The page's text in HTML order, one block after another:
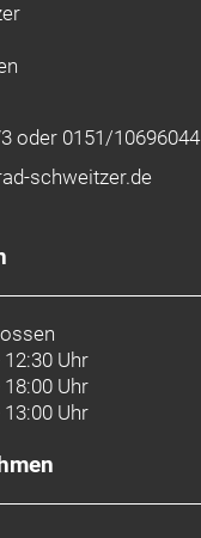
oder 0151/10696044
schweitzer.de
12:30 Uhr
18:00 Uhr
13:00 Uhr